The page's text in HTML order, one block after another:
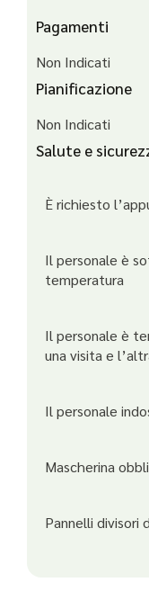
Pagamenti
Non Indicati
Pianificazione
Non Indicati
Salute e
È richiesto
Il personale è
temperatura
Il personale è
una visita e
Il personale
Mascherina
Pannelli divisori